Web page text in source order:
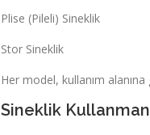
Plise (Pileli) Sineklik
Stor Sineklik
Her model, kullanım
Sineklik